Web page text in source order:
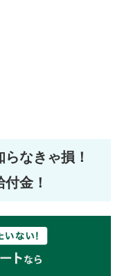
らなきゃ損！
金！